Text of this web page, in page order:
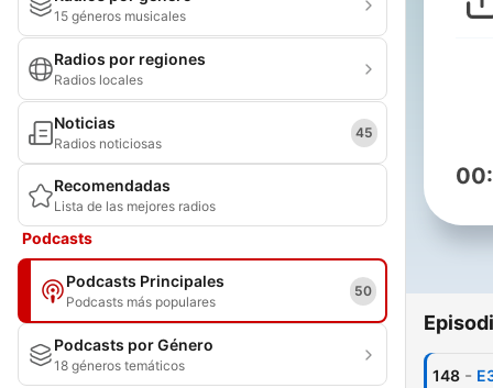
15 géneros musicales
Radios por regiones
Radios locales
Noticias
Radios noticiosas
45
Recomendadas
Lista de las mejores radios
Podcasts
Podcasts Principales
Podcasts más populares
50
Podcasts por Género
18 géneros temáticos
148 -